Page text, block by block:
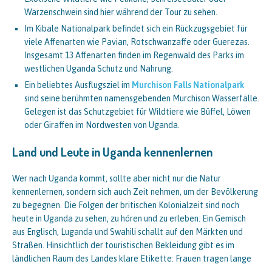
Warzenschwein sind hier während der Tour zu sehen.
Im Kibale Nationalpark befindet sich ein Rückzugsgebiet für
viele Affenarten wie Pavian, Rotschwanzaffe oder Guerezas.
Insgesamt 13 Affenarten finden im Regenwald des Parks im
westlichen Uganda Schutz und Nahrung.
Ein beliebtes Ausflugsziel im Murchison Falls Nationalpark
sind seine berühmten namensgebenden Murchison Wasserfälle.
Gelegen ist das Schutzgebiet für Wildtiere wie Büffel, Löwen
oder Giraffen im Nordwesten von Uganda.
Land und Leute in Uganda kennenlernen
Wer nach Uganda kommt, sollte aber nicht nur die Natur
kennenlernen, sondern sich auch Zeit nehmen, um der Bevölkerung
zu begegnen. Die Folgen der britischen Kolonialzeit sind noch
heute in Uganda zu sehen, zu hören und zu erleben. Ein Gemisch
aus Englisch, Luganda und Swahili schallt auf den Märkten und
Straßen. Hinsichtlich der touristischen Bekleidung gibt es im
ländlichen Raum des Landes klare Etikette: Frauen tragen lange